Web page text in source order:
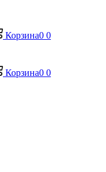
Корзина0 0
Корзина0 0